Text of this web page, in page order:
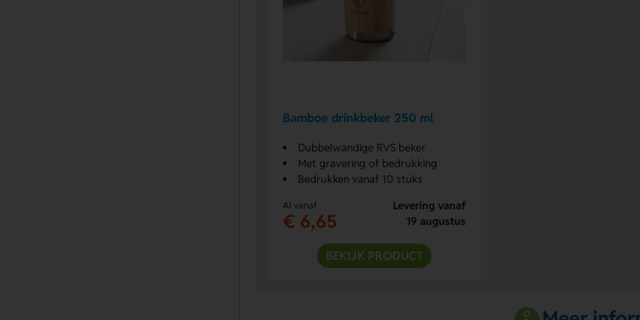
Bamboe drinkbeker 250 ml
Dubbelwandige RVS beker
Met gravering of bedrukking
Bedrukken vanaf 10 stuks
Al vanaf
€ 6,65
Levering vanaf
19 augustus
BEKIJK PRODUCT